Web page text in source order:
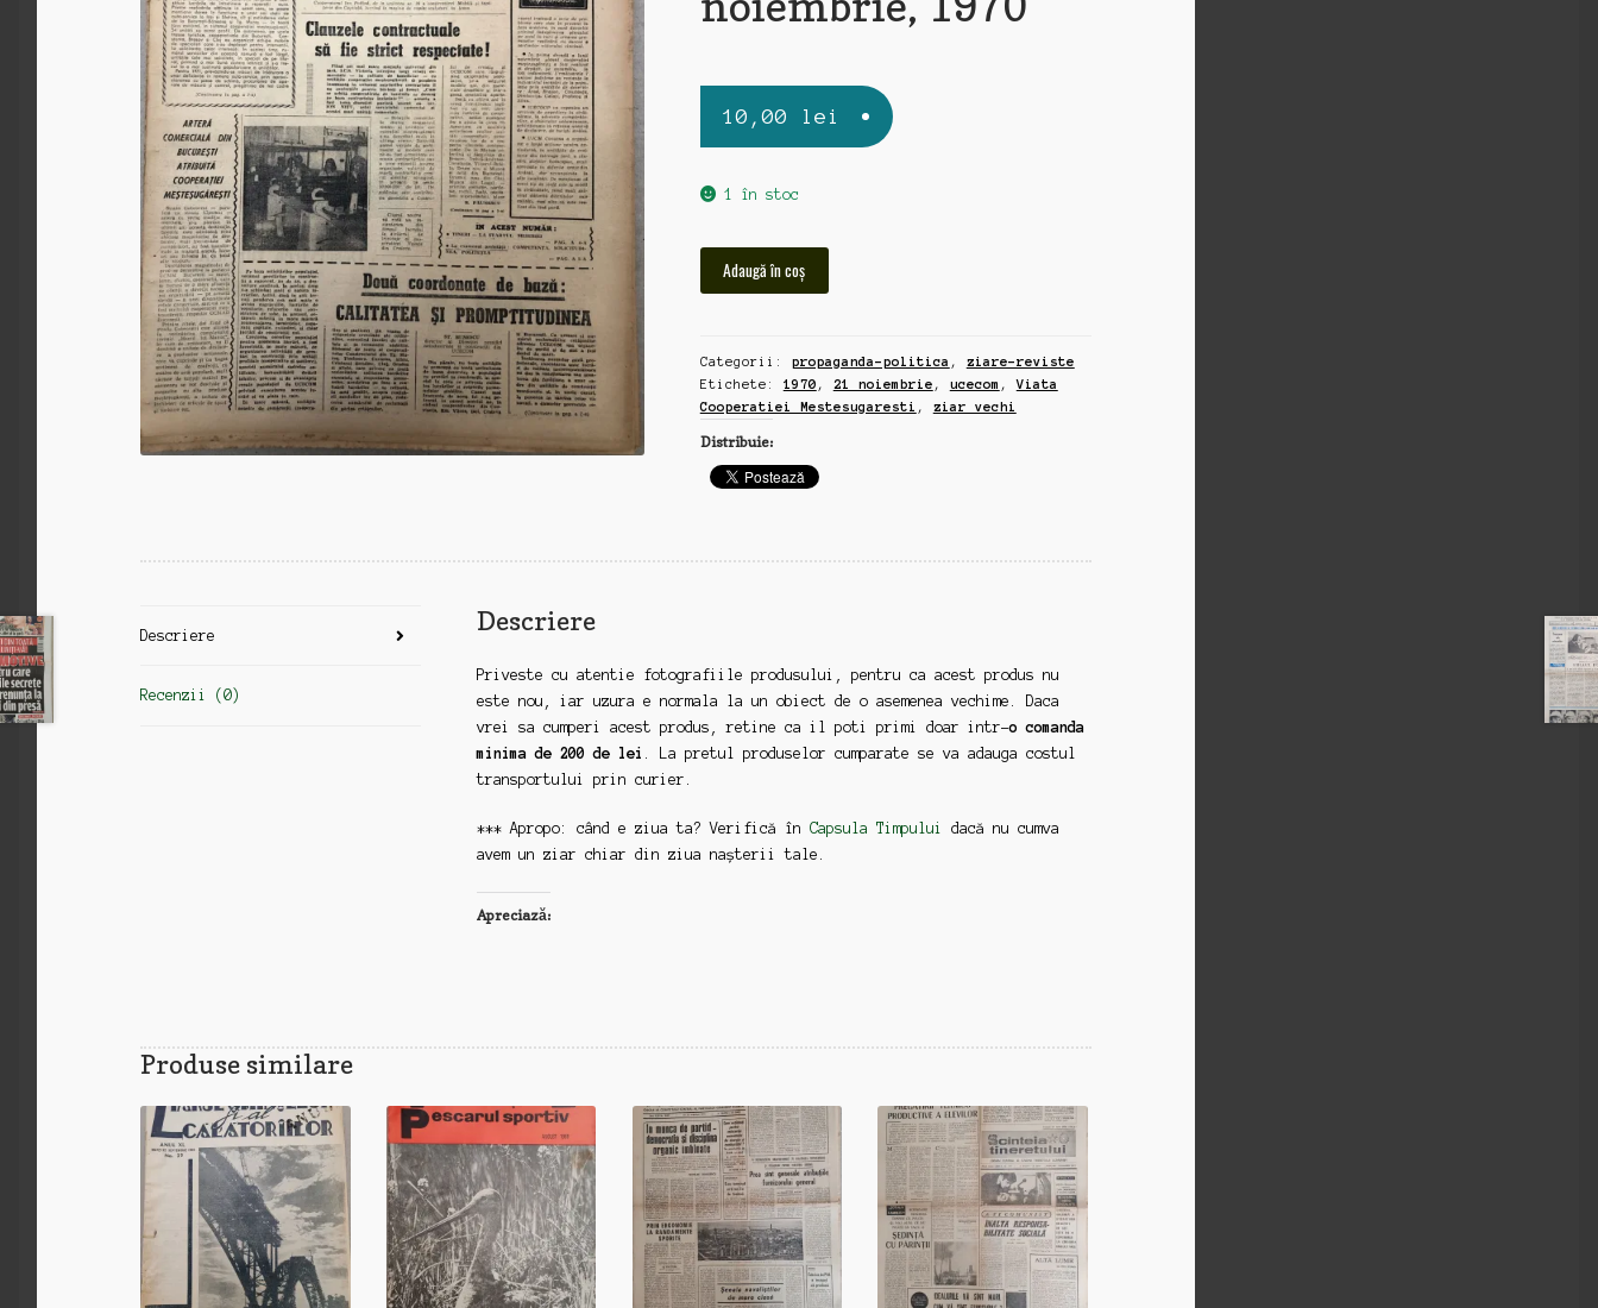
10,00 lei
1 în stoc
ziar
vechi,
UCECOM,
21
noiembrie,
1970
Adaugă în coș
Categorii: propaganda-politica , ziare-reviste
Etichete: 1970 , 21 noiembrie , ucecom ,Viata
Cooperatiei Mestesugaresti , ziar vechi
Distribuie:
Descriere
Recenzii (0)
Descriere
Priveste cu atentie fotografiile produsului, pentru ca acest produs nu
este nou, iar uzura e normala la un obiect de o asemenea vechime. Daca
vrei sa cumperi acest produs, retine ca il poti primi doar intr-o comanda
minima de 200 de lei
. La pretul produselor cumparate se va adauga costul
transportului prin curier.
*** Apropo: când e ziua ta? Verifică în Capsula Timpului
dacă nu cumva
avem un ziar chiar din ziua nașterii tale.
Apreciază:
Produse similare